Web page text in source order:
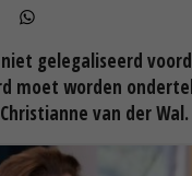
niet gelegaliseerd
moet worden
van der Wal.